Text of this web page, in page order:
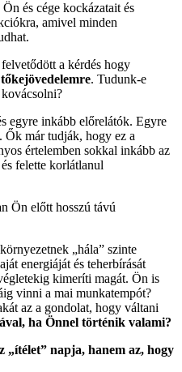
és cége kockázatait és
amivel minden
a kérdés hogy
tőkejövedelemre. Tudunk-e
egyre inkább előrelátók. Egyre
Ők már tudják, hogy ez a
értelemben sokkal inkább az
felette korlátlanul
Ön előtt hosszú távú
„hála” szinte
energiáját és teherbírását
kimeríti magát. Ön is
vinni a mai munkatempót?
az a gondolat, hogy váltani
ha Önnel történik valami?
„ítélet” napja, hanem az, hogy